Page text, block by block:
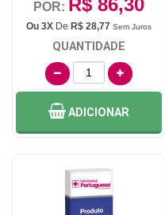
POR: R$ 86,30
Ou 3X De R$ 28,77 Sem Juros
QUANTIDADE
ADICIONAR